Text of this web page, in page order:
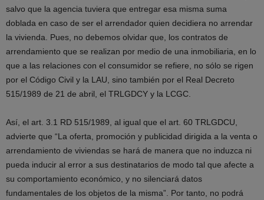
salvo que la agencia tuviera que entregar esa misma suma
doblada en caso de ser el arrendador quien decidiera no arrendar
la vivienda. Pues, no debemos olvidar que, los contratos de
arrendamiento que se realizan por medio de una inmobiliaria, en lo
que a las relaciones con el consumidor se refiere, no sólo se rigen
por el Código Civil y la LAU, sino también por el Real Decreto
515/1989 de 21 de abril, el TRLGDCY y la LCGC.
Así, el art. 3.1 RD 515/1989, al igual que el art. 60 TRLGDCU,
advierte que “La oferta, promoción y publicidad dirigida a la venta o
arrendamiento de viviendas se hará de manera que no induzca ni
pueda inducir al error a sus destinatarios de modo tal que afecte a
su comportamiento económico, y no silenciará datos
fundamentales de los objetos de la misma”. Por tanto, no podrá